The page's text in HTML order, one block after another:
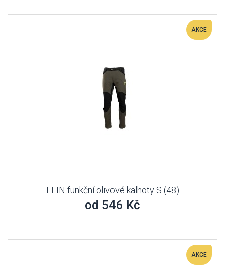
AKCE
FEIN funkční olivové kalhoty S (48)
od 546 Kč
AKCE